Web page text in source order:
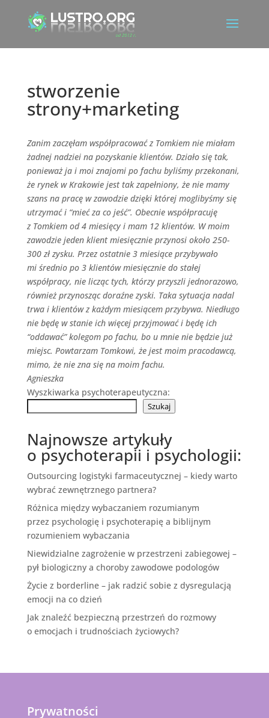
stworzenie
strony+marketing
Zanim zaczęłam współpracować z Tomkiem nie miałam
żadnej nadziei na pozyskanie klientów. Działo się tak,
ponieważ ja i moi znajomi po fachu byliśmy przekonani,
że rynek w Krakowie jest tak zapełniony, że nie mamy
szans na pracę w zawodzie dzięki której moglibyśmy się
utrzymać i “mieć za co jeść”. Obecnie współpracuję
z Tomkiem od 4 miesięcy i mam 12 klientów. W moim
zawodzie jeden klient miesięcznie przynosi około 250-
300 zł zysku. Przez ostatnie 3 miesiące przybywało
mi średnio po 3 klientów miesięcznie do stałej
współpracy, nie licząc tych, którzy przyszli jednorazowo,
również przynosząc doraźne zyski. Taka sytuacja nadal
trwa i klientów z każdym miesiącem przybywa. Niedługo
nie będę w stanie ich więcej przyjmować i będę ich
“oddawać” kolegom po fachu, bo u mnie nie będzie już
miejsc. Powtarzam Tomkowi, że jest moim pracodawcą,
mimo, że nie zna się na moim fachu.
Agnieszka
Wyszkiwarka psychoterapeutyczna:
Szukaj
Najnowsze artykuły
o psychoterapii i psychologii:
Outsourcing logistyki farmaceutycznej – kiedy warto
wybrać zewnętrznego partnera?
Różnica między wybaczaniem rozumianym
przez psychologię i psychoterapię a biblijnym
rozumieniem wybaczania
Niewidzialne zagrożenie w przestrzeni zabiegowej –
pył biologiczny a choroby zawodowe podologów
Życie z borderline – jak radzić sobie z dysregulacją
emocji na co dzień
Jak znaleźć bezpieczną przestrzeń do rozmowy
o emocjach i trudnościach życiowych?
Prywatności